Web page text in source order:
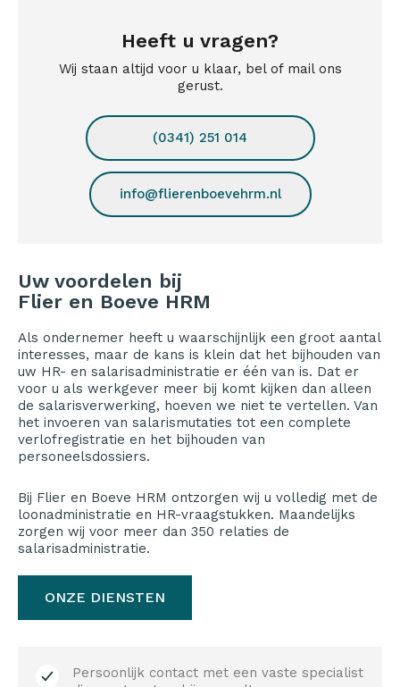
Heeft u vragen?
Wij staan altijd voor u klaar, bel of mail ons
gerust.
(0341) 251 014
info@flierenboevehrm.nl
Uw voordelen bij
Flier en Boeve HRM
Als ondernemer heeft u waarschijnlijk een groot aantal
interesses, maar de kans is klein dat het bijhouden van
uw HR- en salarisadministratie er één van is. Dat er
voor u als werkgever meer bij komt kijken dan alleen
de salarisverwerking, hoeven we niet te vertellen. Van
het invoeren van salarismutaties tot een complete
verlofregistratie en het bijhouden van
personeelsdossiers.
Bij Flier en Boeve HRM ontzorgen wij u volledig met de
loonadministratie en HR-vraagstukken. Maandelijks
zorgen wij voor meer dan 350 relaties de
salarisadministratie.
ONZE DIENSTEN
Persoonlijk contact met een vaste specialist